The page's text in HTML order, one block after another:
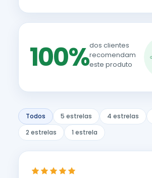
100%dos clientes
recomendam
este produto
Todos 5 estrelas 4 estrelas
2 estrelas
1 estrela